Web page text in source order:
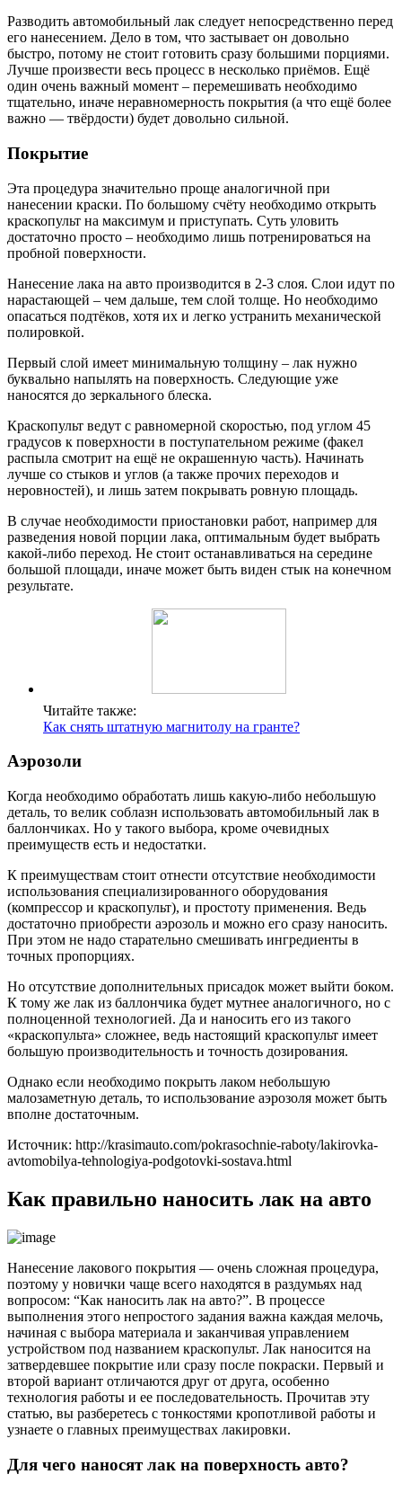
Разводить автомобильный лак следует непосредственно перед
его нанесением. Дело в том, что застывает он довольно
быстро, потому не стоит готовить сразу большими порциями.
Лучше произвести весь процесс в несколько приёмов. Ещё
один очень важный момент – перемешивать необходимо
тщательно, иначе неравномерность покрытия (а что ещё более
важно — твёрдости) будет довольно сильной.
Покрытие
Эта процедура значительно проще аналогичной при
нанесении краски. По большому счёту необходимо открыть
краскопульт на максимум и приступать. Суть уловить
достаточно просто – необходимо лишь потренироваться на
пробной поверхности.
Нанесение лака на авто производится в 2-3 слоя. Слои идут по
нарастающей – чем дальше, тем слой толще. Но необходимо
опасаться подтёков, хотя их и легко устранить механической
полировкой.
Первый слой имеет минимальную толщину – лак нужно
буквально напылять на поверхность. Следующие уже
наносятся до зеркального блеска.
Краскопульт ведут с равномерной скоростью, под углом 45
градусов к поверхности в поступательном режиме (факел
распыла смотрит на ещё не окрашенную часть). Начинать
лучше со стыков и углов (а также прочих переходов и
неровностей), и лишь затем покрывать ровную площадь.
В случае необходимости приостановки работ, например для
разведения новой порции лака, оптимальным будет выбрать
какой-либо переход. Не стоит останавливаться на середине
большой площади, иначе может быть виден стык на конечном
результате.
Читайте также:
Как снять штатную магнитолу на гранте?
Аэрозоли
Когда необходимо обработать лишь какую-либо небольшую
деталь, то велик соблазн использовать автомобильный лак в
баллончиках. Но у такого выбора, кроме очевидных
преимуществ есть и недостатки.
К преимуществам стоит отнести отсутствие необходимости
использования специализированного оборудования
(компрессор и краскопульт), и простоту применения. Ведь
достаточно приобрести аэрозоль и можно его сразу наносить.
При этом не надо старательно смешивать ингредиенты в
точных пропорциях.
Но отсутствие дополнительных присадок может выйти боком.
К тому же лак из баллончика будет мутнее аналогичного, но с
полноценной технологией. Да и наносить его из такого
«краскопульта» сложнее, ведь настоящий краскопульт имеет
большую производительность и точность дозирования.
Однако если необходимо покрыть лаком небольшую
малозаметную деталь, то использование аэрозоля может быть
вполне достаточным.
Источник: http://krasimauto.com/pokrasochnie-raboty/lakirovka-
avtomobilya-tehnologiya-podgotovki-sostava.html
Как правильно наносить лак на авто
Нанесение лакового покрытия — очень сложная процедура,
поэтому у новички чаще всего находятся в раздумьях над
вопросом: “Как наносить лак на авто?”. В процессе
выполнения этого непростого задания важна каждая мелочь,
начиная с выбора материала и заканчивая управлением
устройством под названием краскопульт. Лак наносится на
затвердевшее покрытие или сразу после покраски. Первый и
второй вариант отличаются друг от друга, особенно
технология работы и ее последовательность. Прочитав эту
статью, вы разберетесь с тонкостями кропотливой работы и
узнаете о главных преимуществах лакировки.
Для чего наносят лак на поверхность авто?